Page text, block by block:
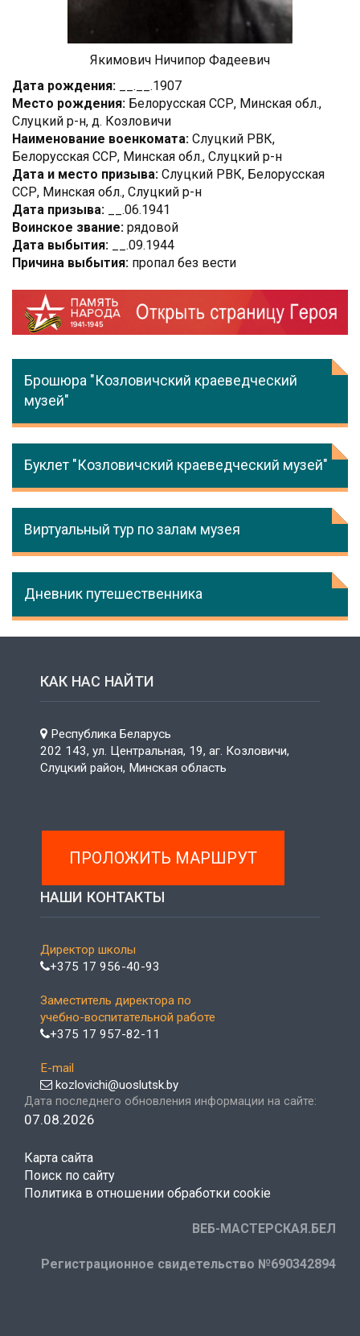
Якимович Ничипор Фадеевич
Дата рождения: __.__.1907
Место рождения: Белорусская ССР, Минская обл.,
Слуцкий р-н, д. Козловичи
Наименование военкомата: Слуцкий РВК,
Белорусская ССР, Минская обл., Слуцкий р-н
Дата и место призыва: Слуцкий РВК, Белорусская
ССР, Минская обл., Слуцкий р-н
Дата призыва: __.06.1941
Воинское звание: рядовой
Дата выбытия: __.09.1944
Причина выбытия: пропал без вести
Брошюра "Козловичский краеведческий
музей"
Буклет "Козловичский краеведческий музей"
Виртуальный тур по залам музея
Дневник путешественника
КАК НАС НАЙТИ
Республика Беларусь
202 143, ул. Центральная, 19, аг. Козловичи,
Слуцкий район, Минская область
ПРОЛОЖИТЬ МАРШРУТ
НАШИ КОНТАКТЫ
Директор школы
+375 17 956-40-93
Заместитель директора по
учебно-воспитательной работе
+375 17 957-82-11
E-mail
kozlovichi@uoslutsk.by
Дата последнего обновления информации на сайте:
07.08.2026
Карта сайта
Поиск по сайту
Политика в отношении обработки cookie
ВЕБ-МАСТЕРСКАЯ.БЕЛ
Регистрационное свидетельство №690342894